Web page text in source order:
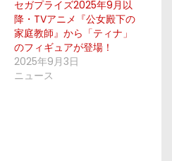
セガプライズ2025年9月以
降・TVアニメ『公女殿下の
家庭教師』から「ティナ」
のフィギュアが登場！
2025年9月3日
ニュース